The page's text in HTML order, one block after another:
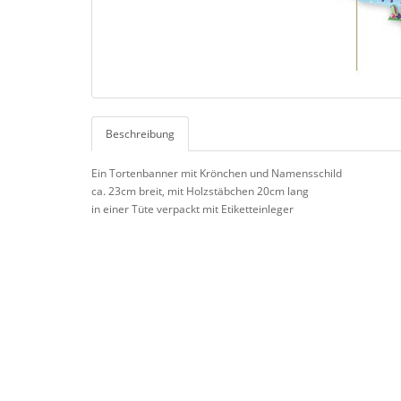
Beschreibung
Ein Tortenbanner mit Krönchen und Namensschild
ca. 23cm breit, mit Holzstäbchen 20cm lang
in einer Tüte verpackt mit Etiketteinleger